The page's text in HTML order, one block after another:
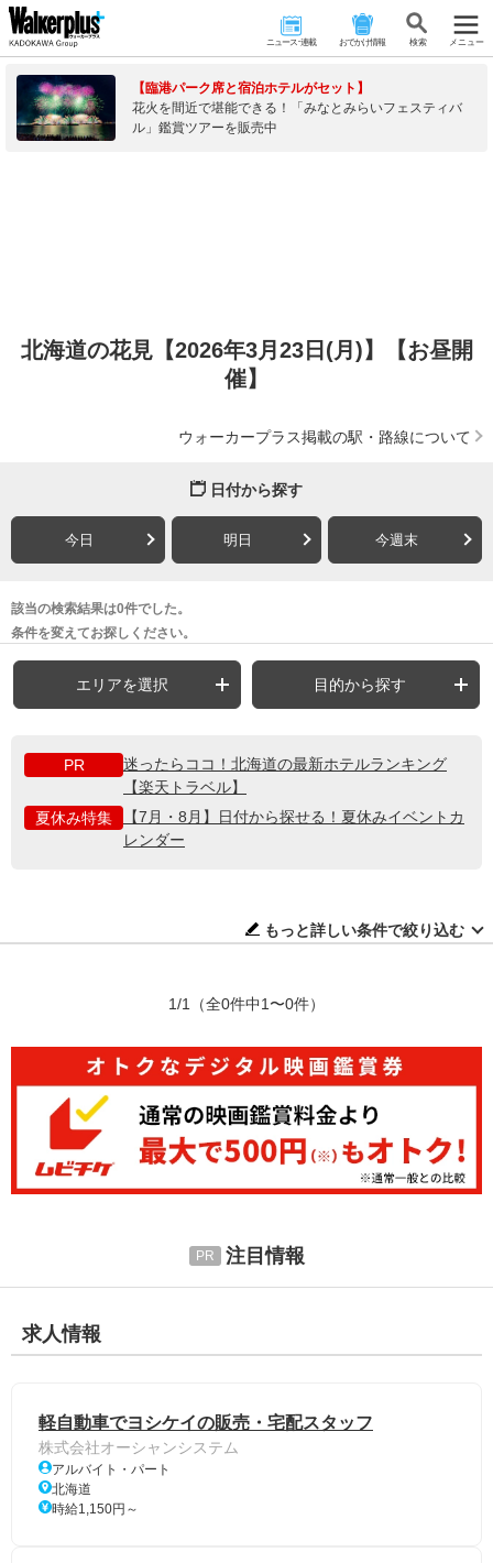
ニュース･連載 おでかけ情報 検 索 メニュー
【臨港パーク席と宿泊ホテルがセット】
花火を間近で堪能できる！「みなとみらいフェスティバ
ル」鑑賞ツアーを販売中
北海道の花見【2026年3月23日(月)】【お昼開
催】
ウォーカープラス掲載の駅・路線について
日付から探す
今日 明日 今週末
該当の検索結果は0件でした。
条件を変えてお探しください。
エリアを選択 目的から探す
PR
迷ったらココ！北海道の最新ホテルランキング
【楽天トラベル】
夏休み特集
【7月・8月】日付から探せる！夏休みイベントカ
レンダー
もっと詳しい条件で絞り込む
1/1 （全0件中1〜0件）
注目情報
求人情報
軽自動車でヨシケイの販売・宅配スタッフ
株式会社オーシャンシステム
アルバイト・パート
北海道
時給1,150円～